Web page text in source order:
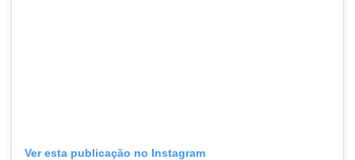
Ver esta publicação no Instagram